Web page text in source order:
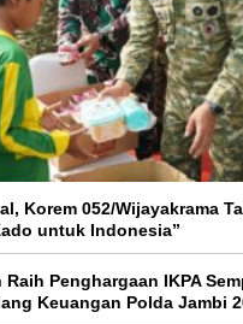
Korem 052/Wijayakrama
untuk Indonesia”
Penghargaan IKPA
Keuangan Polda Jambi